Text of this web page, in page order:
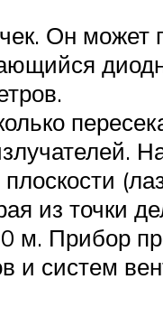
Он может
из точки
м. Прибор
и систем